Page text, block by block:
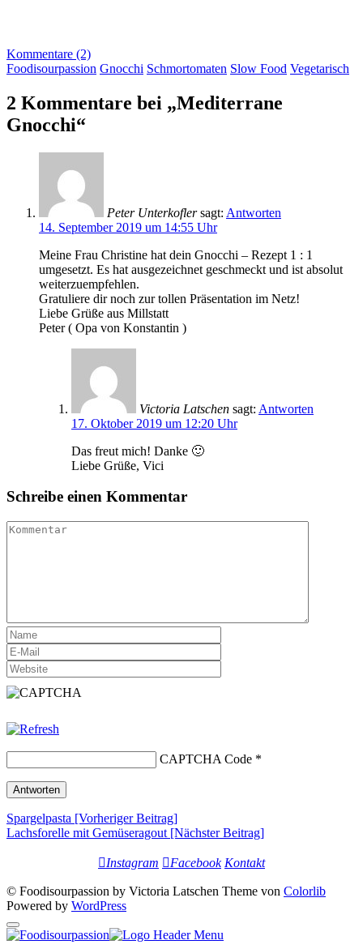
Kommentare (2)
Foodisourpassion Gnocchi Schmortomaten Slow Food Vegetarisch
2 Kommentare bei „Mediterrane
Gnocchi“
Peter Unterkofler sagt: Antworten
14. September 2019 um 14:55 Uhr
Meine Frau Christine hat dein Gnocchi – Rezept 1 : 1
umgesetzt. Es hat ausgezeichnet geschmeckt und ist absolut
weiterzuempfehlen.
Gratuliere dir noch zur tollen Präsentation im Netz!
Liebe Grüße aus Millstatt
Peter ( Opa von Konstantin )
Victoria Latschen sagt: Antworten
17. Oktober 2019 um 12:20 Uhr
Das freut mich! Danke 🙂
Liebe Grüße, Vici
Schreibe einen Kommentar
CAPTCHA Code *
Beitrags-
Navigation
Spargelpasta [Vorheriger Beitrag]
Lachsforelle mit Gemüseragout [Nächster Beitrag]
Instagram Facebook Kontakt
© Foodisourpassion by Victoria Latschen Theme von Colorlib
Powered by WordPress